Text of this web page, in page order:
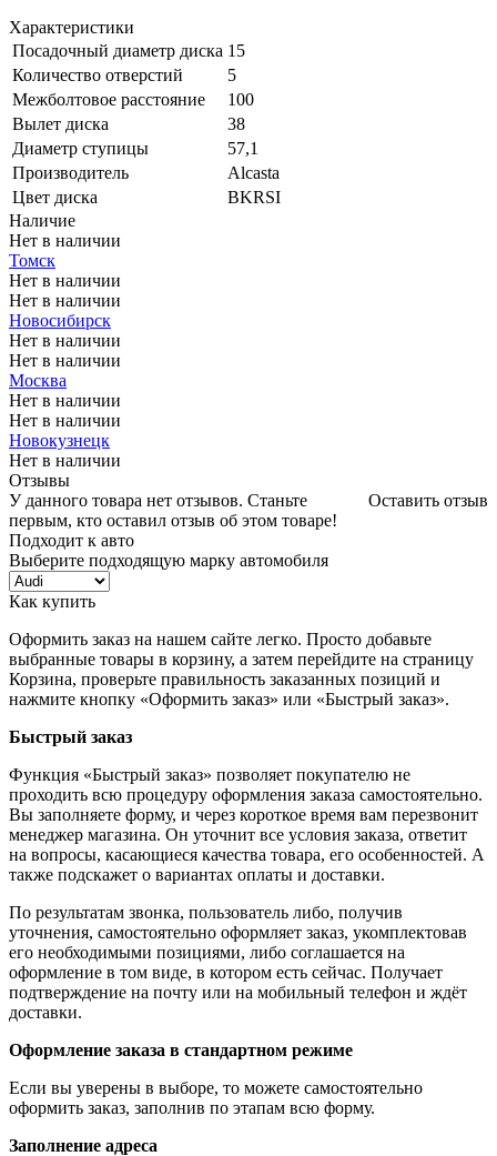
Характеристики
Посадочный диаметр диска 15
Количество отверстий
5
Межболтовое расстояние
100
Вылет диска
38
Диаметр ступицы
57,1
Производитель
Alcasta
Цвет диска
BKRSI
Наличие
Нет в наличии
Томск
Нет в наличии
Нет в наличии
Новосибирск
Нет в наличии
Нет в наличии
Москва
Нет в наличии
Нет в наличии
Новокузнецк
Нет в наличии
Отзывы
Оставить отзыв
У данного товара нет отзывов. Станьте
первым, кто оставил отзыв об этом товаре!
Подходит к авто
Выберите подходящую марку автомобиля
Как купить
Оформить заказ на нашем сайте легко. Просто добавьте
выбранные товары в корзину, а затем перейдите на страницу
Корзина, проверьте правильность заказанных позиций и
нажмите кнопку «Оформить заказ» или «Быстрый заказ».
Быстрый заказ
Функция «Быстрый заказ» позволяет покупателю не
проходить всю процедуру оформления заказа самостоятельно.
Вы заполняете форму, и через короткое время вам перезвонит
менеджер магазина. Он уточнит все условия заказа, ответит
на вопросы, касающиеся качества товара, его особенностей. А
также подскажет о вариантах оплаты и доставки.
По результатам звонка, пользователь либо, получив
уточнения, самостоятельно оформляет заказ, укомплектовав
его необходимыми позициями, либо соглашается на
оформление в том виде, в котором есть сейчас. Получает
подтверждение на почту или на мобильный телефон и ждёт
доставки.
Оформление заказа в стандартном режиме
Если вы уверены в выборе, то можете самостоятельно
оформить заказ, заполнив по этапам всю форму.
Заполнение адреса